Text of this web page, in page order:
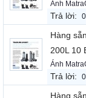
Ánh
Trả lời: 0
Hàng
200L 10
Ánh
Trả lời: 0
Hàng